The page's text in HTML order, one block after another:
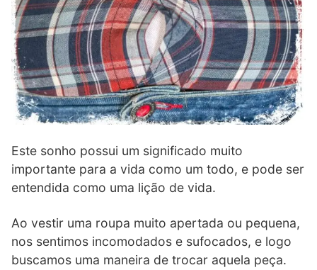
Este sonho possui um significado muito
importante para a vida como um todo, e pode ser
entendida como uma lição de vida.
Ao vestir uma roupa muito apertada ou pequena,
nos sentimos incomodados e sufocados, e logo
buscamos uma maneira de trocar aquela peça.